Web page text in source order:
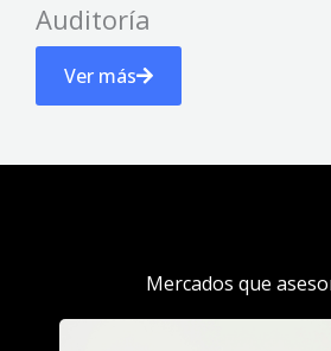
Auditoría
Ver más
Mercados que